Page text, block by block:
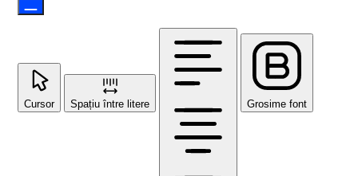
Cursor Spațiu între litere Grosime font